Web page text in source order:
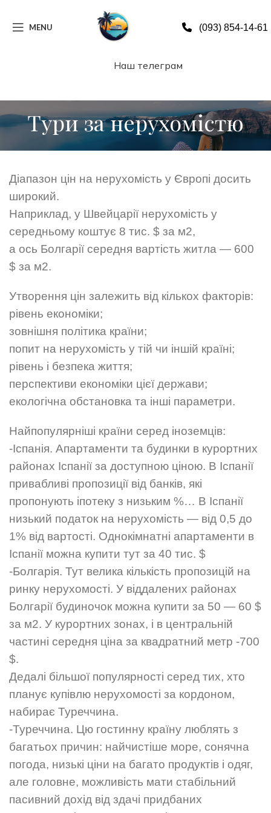
MENU (093) 854-14-61
Наш телеграм
Тури за нерухомістю
Діапазон цін на нерухомість у Європі досить
широкий.
Наприклад, у Швейцарії нерухомість у
середньому коштує 8 тис. $ за м2,
а ось Болгарії середня вартість житла — 600
$ за м2.
Утворення цін залежить від кількох факторів:
рівень економіки;
зовнішня політика країни;
попит на нерухомість у тій чи іншій країні;
рівень і безпека життя;
перспективи економіки цієї держави;
екологічна обстановка та інші параметри.
Найпопулярніші країни серед іноземців:
-Іспанія. Апартаменти та будинки в курортних
районах Іспанії за доступною ціною. В Іспанії
привабливі пропозиції від банків, які
пропонують іпотеку з низьким %… В Іспанії
низький податок на нерухомість — від 0,5 до
1% від вартості. Однокімнатні апартаменти в
Іспанії можна купити тут за 40 тис. $
-Болгарія. Тут велика кількість пропозицій на
ринку нерухомості. У віддалених районах
Болгарії будиночок можна купити за 50 — 60 $
за м2. У курортних зонах, і в центральній
частині середня ціна за квадратний метр -700
$.
Дедалі більшої популярності серед тих, хто
планує купівлю нерухомості за кордоном,
набирає Туреччина.
-Туреччина. Цю гостинну країну люблять з
багатьох причин: найчистіше море, сонячна
погода, низькі ціни на багато продуктів і одяг,
але головне, можливість мати стабільний
пасивний дохід від здачі придбаних
Phone